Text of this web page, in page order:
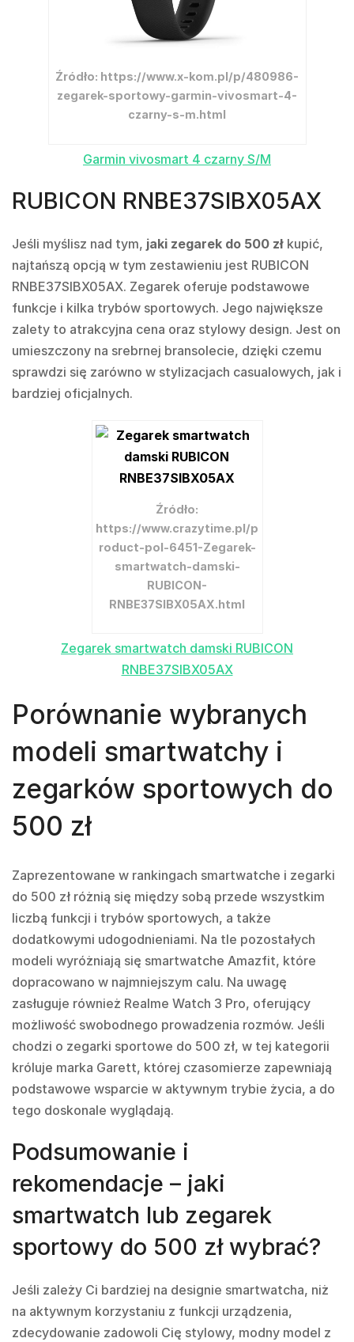
Źródło: https://www.x-kom.pl/p/480986-
zegarek-sportowy-garmin-vivosmart-4-
czarny-s-m.html
Garmin vivosmart 4 czarny S/M
RUBICON RNBE37SIBX05AX
Jeśli myślisz nad tym, jaki zegarek do 500 zł kupić,
najtańszą opcją w tym zestawieniu jest RUBICON
RNBE37SIBX05AX. Zegarek oferuje podstawowe
funkcje i kilka trybów sportowych. Jego największe
zalety to atrakcyjna cena oraz stylowy design. Jest on
umieszczony na srebrnej bransolecie, dzięki czemu
sprawdzi się zarówno w stylizacjach casualowych, jak i
bardziej oficjalnych.
Źródło:
https://www.crazytime.pl/p
roduct-pol-6451-Zegarek-
smartwatch-damski-
RUBICON-
RNBE37SIBX05AX.html
Zegarek smartwatch damski RUBICON
RNBE37SIBX05AX
Porównanie wybranych
modeli smartwatchy i
zegarków sportowych do
500 zł
Zaprezentowane w rankingach smartwatche i zegarki
do 500 zł różnią się między sobą przede wszystkim
liczbą funkcji i trybów sportowych, a także
dodatkowymi udogodnieniami. Na tle pozostałych
modeli wyróżniają się smartwatche Amazfit, które
dopracowano w najmniejszym calu. Na uwagę
zasługuje również Realme Watch 3 Pro, oferujący
możliwość swobodnego prowadzenia rozmów. Jeśli
chodzi o zegarki sportowe do 500 zł, w tej kategorii
króluje marka Garett, której czasomierze zapewniają
podstawowe wsparcie w aktywnym trybie życia, a do
tego doskonale wyglądają.
Podsumowanie i
rekomendacje – jaki
smartwatch lub zegarek
sportowy do 500 zł wybrać?
Jeśli zależy Ci bardziej na designie smartwatcha, niż
na aktywnym korzystaniu z funkcji urządzenia,
zdecydowanie zadowoli Cię stylowy, modny model z